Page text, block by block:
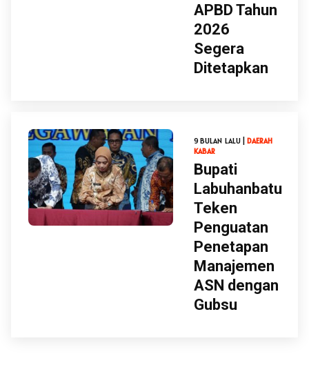
APBD Tahun
2026
Segera
Ditetapkan
9 BULAN LALU | DAERAH
KABAR
Bupati
Labuhanbatu
Teken
Penguatan
Penetapan
Manajemen
ASN dengan
Gubsu